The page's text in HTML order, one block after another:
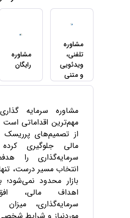
مشاوره
تلفنی،
ویدئویی
و متنی
مشاوره
رایگان
مشاوره سرمایه
مهم‌ترین اقداماتی است
از تصمیم‌های پرریسک
مالی جلوگیری
سرمایه‌گذاری را
انتخاب مسیر درست،
بازار محدود نمی‌شود؛
اهداف مالی،
سرمایه‌گذاری، میزان